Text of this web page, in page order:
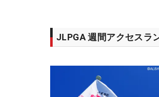
JLPGA 週間アクセスラ